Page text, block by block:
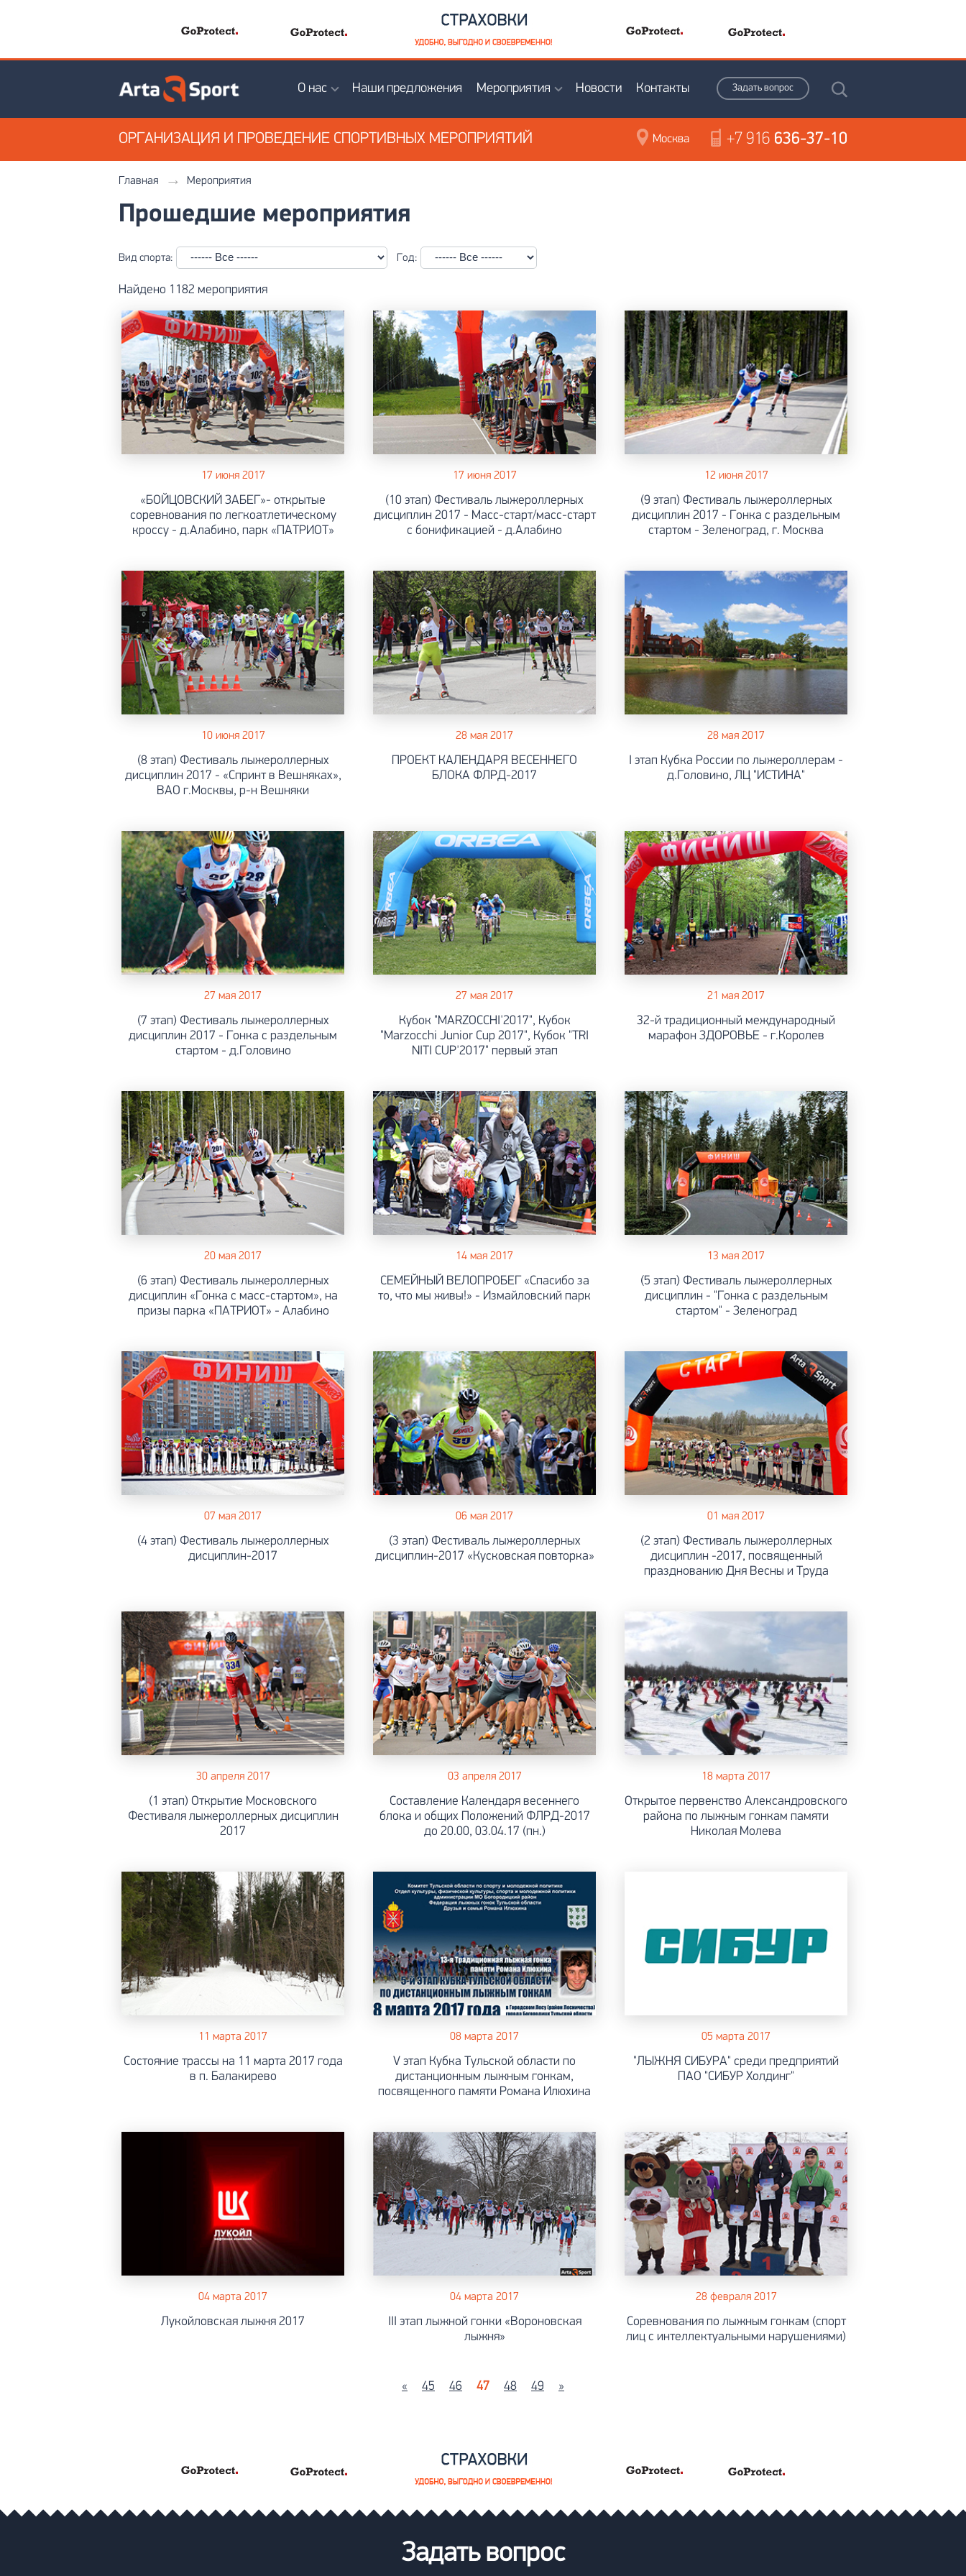
Задать вопрос
О нас Наши предложения Мероприятия Новости Контакты
ОРГАНИЗАЦИЯ И ПРОВЕДЕНИЕ СПОРТИВНЫХ МЕРОПРИЯТИЙ +7 916 636-37-10
Москва
Главная Мероприятия
Прошедшие мероприятия
Вид спорта: Год:
Найдено 1182 мероприятия
17 июня 2017
«БОЙЦОВСКИЙ ЗАБЕГ»- открытые
соревнования по легкоатлетическому
кроссу - д.Алабино, парк «ПАТРИОТ»
17 июня 2017
(10 этап) Фестиваль лыжероллерных
дисциплин 2017 - Масс-старт/масс-старт
с бонификацией - д.Алабино
12 июня 2017
(9 этап) Фестиваль лыжероллерных
дисциплин 2017 - Гонка с раздельным
стартом - Зеленоград, г. Москва
10 июня 2017
(8 этап) Фестиваль лыжероллерных
дисциплин 2017 - «Спринт в Вешняках»,
ВАО г.Москвы, р-н Вешняки
28 мая 2017
ПРОЕКТ КАЛЕНДАРЯ ВЕСЕННЕГО
БЛОКА ФЛРД-2017
28 мая 2017
I этап Кубка России по лыжероллерам -
д.Головино, ЛЦ "ИСТИНА"
27 мая 2017
(7 этап) Фестиваль лыжероллерных
дисциплин 2017 - Гонка с раздельным
стартом - д.Головино
27 мая 2017
Кубок "MARZOCCHI'2017", Кубок
"Marzocchi Junior Cup 2017", Кубок "TRI
NITI CUP'2017" первый этап
21 мая 2017
32-й традиционный международный
марафон ЗДОРОВЬЕ - г.Королев
20 мая 2017
(6 этап) Фестиваль лыжероллерных
дисциплин «Гонка с масс-стартом», на
призы парка «ПАТРИОТ» - Алабино
14 мая 2017
СЕМЕЙНЫЙ ВЕЛОПРОБЕГ «Спасибо за
то, что мы живы!» - Измайловский парк
13 мая 2017
(5 этап) Фестиваль лыжероллерных
дисциплин - "Гонка с раздельным
стартом" - Зеленоград
07 мая 2017
(4 этап) Фестиваль лыжероллерных
дисциплин-2017
06 мая 2017
(3 этап) Фестиваль лыжероллерных
дисциплин-2017 «Кусковская повторка»
01 мая 2017
(2 этап) Фестиваль лыжероллерных
дисциплин -2017, посвященный
празднованию Дня Весны и Труда
30 апреля 2017
(1 этап) Открытие Московского
Фестиваля лыжероллерных дисциплин
2017
03 апреля 2017
Составление Календаря весеннего
блока и общих Положений ФЛРД-2017
до 20.00, 03.04.17 (пн.)
18 марта 2017
Открытое первенство Александровского
района по лыжным гонкам памяти
Николая Молева
11 марта 2017
Состояние трассы на 11 марта 2017 года
в п. Балакирево
08 марта 2017
V этап Кубка Тульской области по
дистанционным лыжным гонкам,
посвященного памяти Романа Илюхина
05 марта 2017
"ЛЫЖНЯ СИБУРА" среди предприятий
ПАО "СИБУР Холдинг"
04 марта 2017
Лукойловская лыжня 2017
04 марта 2017
III этап лыжной гонки «Вороновская
лыжня»
28 февраля 2017
Соревнования по лыжным гонкам (спорт
лиц с интеллектуальными нарушениями)
« 45 46 47 48 49 »
Задать вопрос